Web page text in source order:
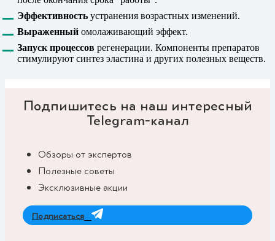
Эффективность устранения возрастных изменений.
Выраженный омолаживающий эффект.
Запуск процессов регенерации. Компоненты препаратов
стимулируют синтез эластина и других полезных веществ.
Подпишитесь на наш интересный
Telegram-канал
Обзоры от экспертов
Полезные советы
Эксклюзивные акции
Подписаться